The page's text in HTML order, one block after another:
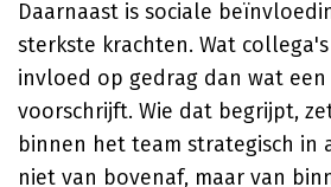
Daarnaast is sociale
sterkste krachten. Wat
invloed op gedrag dan wat
voorschrijft. Wie dat begrijpt,
binnen het team strategisch
niet van bovenaf, maar van